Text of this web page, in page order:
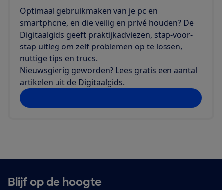
Optimaal gebruikmaken van je pc en
smartphone, en die veilig en privé houden? De
Digitaalgids geeft praktijkadviezen, stap-voor-
stap uitleg om zelf problemen op te lossen,
nuttige tips en trucs.
Nieuwsgierig geworden? Lees gratis een aantal
artikelen uit de Digitaalgids.
Blijf op de hoogte